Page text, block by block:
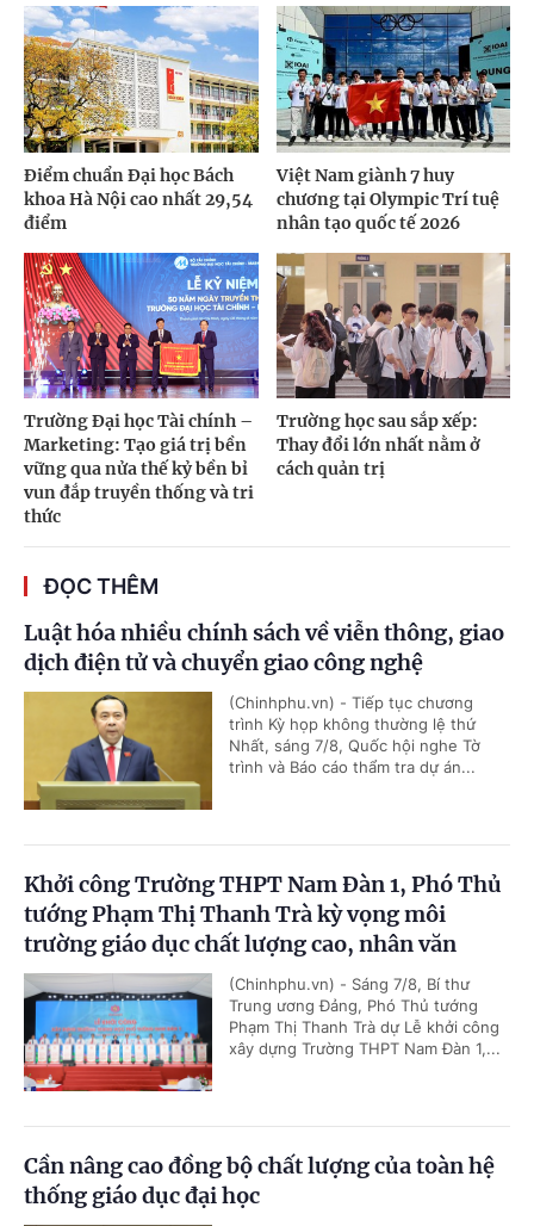
Điểm chuẩn Đại học Bách
khoa Hà Nội cao nhất 29,54
điểm
Việt Nam giành 7 huy
chương tại Olympic Trí tuệ
nhân tạo quốc tế 2026
Trường Đại học Tài chính –
Marketing: Tạo giá trị bền
vững qua nửa thế kỷ bền bỉ
vun đắp truyền thống và tri
thức
Trường học sau sắp xếp:
Thay đổi lớn nhất nằm ở
cách quản trị
ĐỌC THÊM
Luật hóa nhiều chính sách về viễn thông, giao
dịch điện tử và chuyển giao công nghệ
(Chinhphu.vn) - Tiếp tục chương
trình Kỳ họp không thường lệ thứ
Nhất, sáng 7/8, Quốc hội nghe Tờ
trình và Báo cáo thẩm tra dự án...
Khởi công Trường THPT Nam Đàn 1, Phó Thủ
tướng Phạm Thị Thanh Trà kỳ vọng môi
trường giáo dục chất lượng cao, nhân văn
(Chinhphu.vn) - Sáng 7/8, Bí thư
Trung ương Đảng, Phó Thủ tướng
Phạm Thị Thanh Trà dự Lễ khởi công
xây dựng Trường THPT Nam Đàn 1,...
Cần nâng cao đồng bộ chất lượng của toàn hệ
thống giáo dục đại học